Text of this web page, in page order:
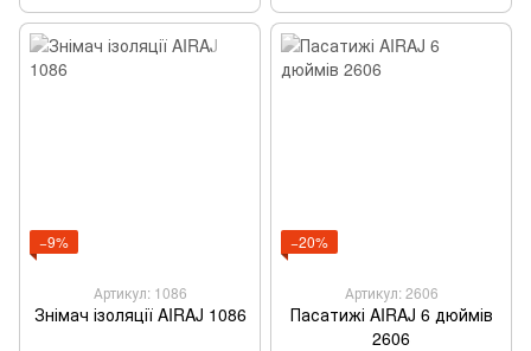
−9%
Артикул: 1086
Знімач ізоляції AIRAJ 1086
−20%
Артикул: 2606
Пасатижі AIRAJ 6 дюймів
2606